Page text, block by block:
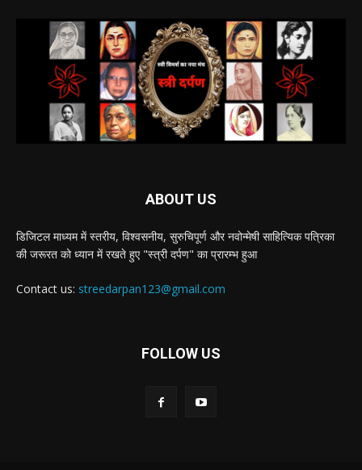
ABOUT US
डिजिटल माध्यम में स्तरीय, विश्वसनीय, सुरुचिपूर्ण और नवोन्मेषी साहित्यिक पत्रिका
की जरूरत को ध्यान में रखते हुए "स्त्री दर्पण" का प्रारम्भ हुआ
Contact us: streedarpan123@gmail.com
FOLLOW US